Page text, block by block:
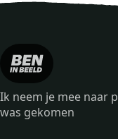
Ik neem je mee naar
was gekomen